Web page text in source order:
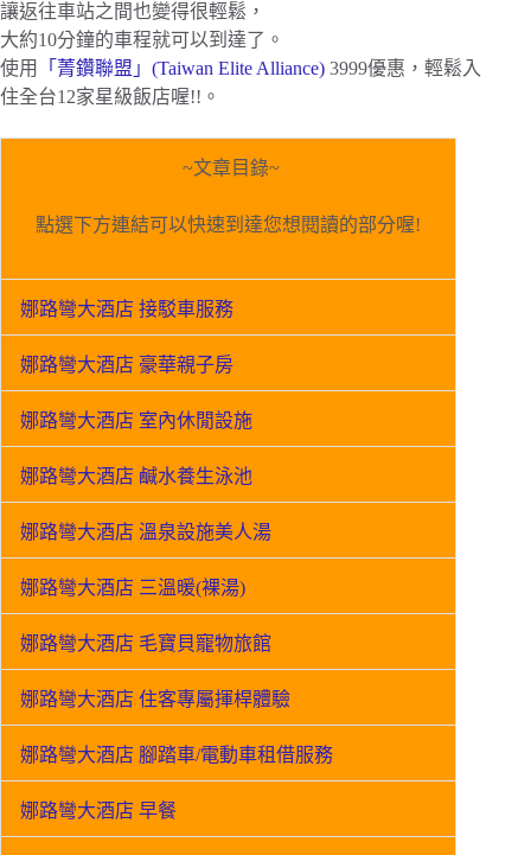
讓返往車站之間也變得很輕鬆，
大約10分鐘的車程就可以到達了。
使用
「菁鑽聯盟」(Taiwan Elite Alliance) 3999優惠，輕鬆入
住全台12家星級飯店喔!!。
~文章目錄~
點選下方連結可以快速到達您想閱讀的部分喔!
娜路彎大酒店 接駁車服務
娜路彎大酒店 豪華親子房
娜路彎大酒店 室內休閒設施
娜路彎大酒店 鹹水養生泳池
娜路彎大酒店 溫泉設施美人湯
娜路彎大酒店 三溫暖(裸湯)
娜路彎大酒店 毛寶貝寵物旅館
娜路彎大酒店 住客專屬揮桿體驗
娜路彎大酒店 腳踏車/電動車租借服務
娜路彎大酒店 早餐